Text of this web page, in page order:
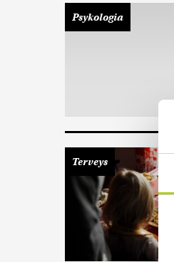
Psykologia
Terveys